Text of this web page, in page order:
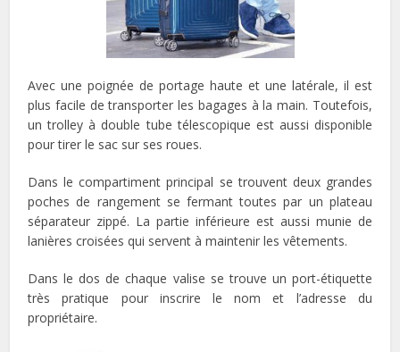
Avec une poignée de portage haute et une latérale, il est
plus facile de transporter les bagages à la main. Toutefois,
un trolley à double tube télescopique est aussi disponible
pour tirer le sac sur ses roues.
Dans le compartiment principal se trouvent deux grandes
poches de rangement se fermant toutes par un plateau
séparateur zippé. La partie inférieure est aussi munie de
lanières croisées qui servent à maintenir les vêtements.
Dans le dos de chaque valise se trouve un port-étiquette
très pratique pour inscrire le nom et l’adresse du
propriétaire.